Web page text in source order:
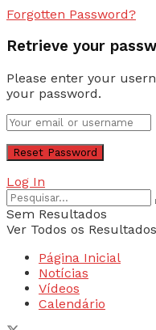
Forgotten Password?
Retrieve your
Please enter your
your password.
Log In
Sem Resultados
Ver Todos os Resultados
Página Inicial
Notícias
Vídeos
Calendário